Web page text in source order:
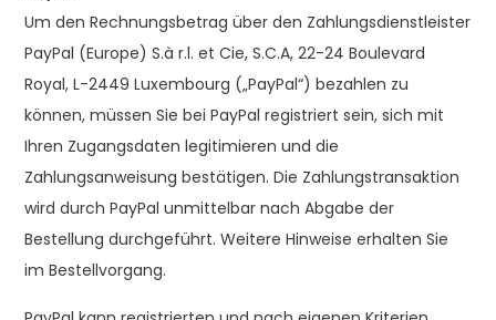
Um den Rechnungsbetrag über den Zahlungsdienstleister
PayPal (Europe) S.à r.l. et Cie, S.C.A, 22-24 Boulevard
Royal, L-2449 Luxembourg („PayPal“) bezahlen zu
können, müssen Sie bei PayPal registriert sein, sich mit
Ihren Zugangsdaten legitimieren und die
Zahlungsanweisung bestätigen. Die Zahlungstransaktion
wird durch PayPal unmittelbar nach Abgabe der
Bestellung durchgeführt. Weitere Hinweise erhalten Sie
im Bestellvorgang.